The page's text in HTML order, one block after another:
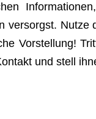
versorgst. Nutze
Vorstellung!
und stell